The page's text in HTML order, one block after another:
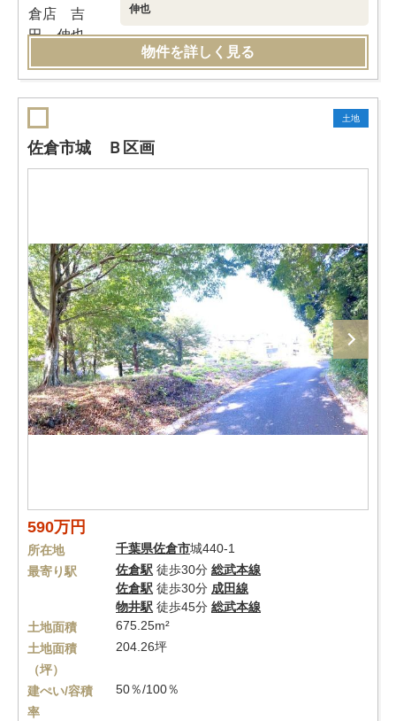
伸也
物件を詳しく見る
土地
佐倉市城 Ｂ区画
590万円
所在地 千葉県佐倉市城440-1
最寄り駅
佐倉駅 徒歩30分 総武本線
佐倉駅 徒歩30分 成田線
物井駅 徒歩45分 総武本線
土地面積
675.25m²
土地面積
（坪）
204.26坪
建ぺい/容積
率
50％/100％